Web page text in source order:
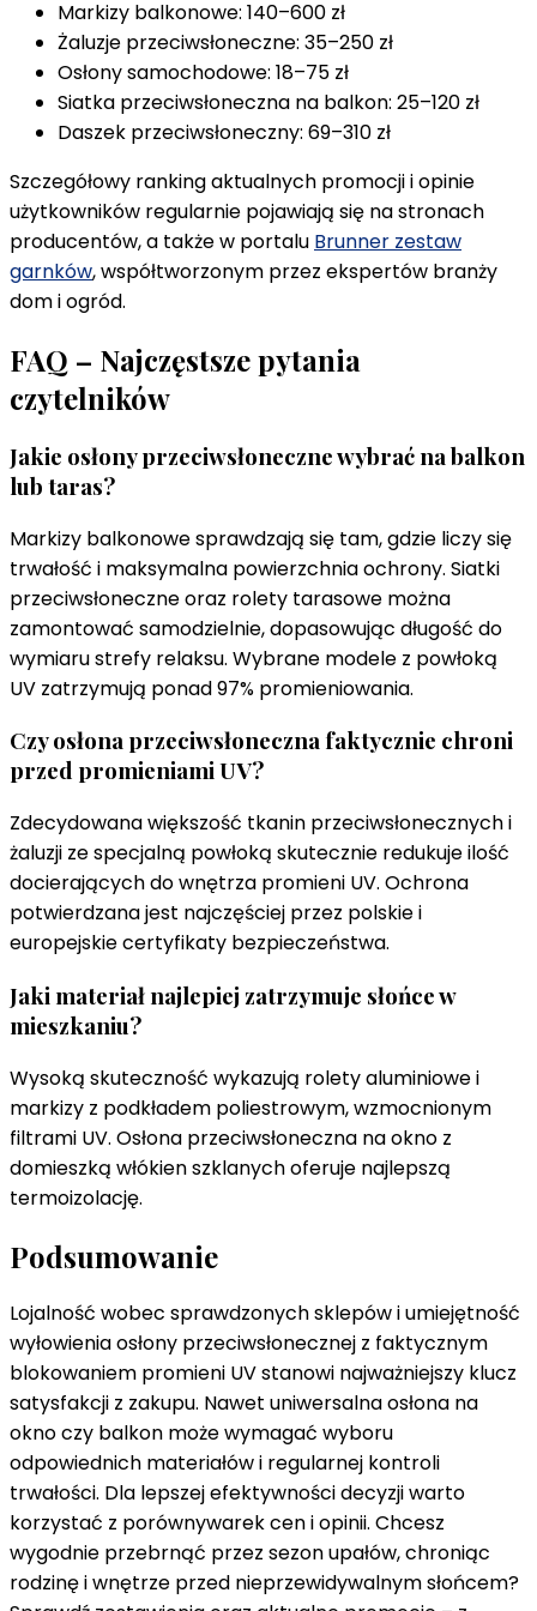
Markizy balkonowe: 140–600 zł
Żaluzje przeciwsłoneczne: 35–250 zł
Osłony samochodowe: 18–75 zł
Siatka przeciwsłoneczna na balkon: 25–120 zł
Daszek przeciwsłoneczny: 69–310 zł
Szczegółowy ranking aktualnych promocji i opinie
użytkowników regularnie pojawiają się na stronach
producentów, a także w portalu Brunner zestaw
garnków, współtworzonym przez ekspertów branży
dom i ogród.
FAQ – Najczęstsze pytania
czytelników
Jakie osłony przeciwsłoneczne wybrać na balkon
lub taras?
Markizy balkonowe sprawdzają się tam, gdzie liczy się
trwałość i maksymalna powierzchnia ochrony. Siatki
przeciwsłoneczne oraz rolety tarasowe można
zamontować samodzielnie, dopasowując długość do
wymiaru strefy relaksu. Wybrane modele z powłoką
UV zatrzymują ponad 97% promieniowania.
Czy osłona przeciwsłoneczna faktycznie chroni
przed promieniami UV?
Zdecydowana większość tkanin przeciwsłonecznych i
żaluzji ze specjalną powłoką skutecznie redukuje ilość
docierających do wnętrza promieni UV. Ochrona
potwierdzana jest najczęściej przez polskie i
europejskie certyfikaty bezpieczeństwa.
Jaki materiał najlepiej zatrzymuje słońce w
mieszkaniu?
Wysoką skuteczność wykazują rolety aluminiowe i
markizy z podkładem poliestrowym, wzmocnionym
filtrami UV. Osłona przeciwsłoneczna na okno z
domieszką włókien szklanych oferuje najlepszą
termoizolację.
Podsumowanie
Lojalność wobec sprawdzonych sklepów i umiejętność
wyłowienia osłony przeciwsłonecznej z faktycznym
blokowaniem promieni UV stanowi najważniejszy klucz
satysfakcji z zakupu. Nawet uniwersalna osłona na
okno czy balkon może wymagać wyboru
odpowiednich materiałów i regularnej kontroli
trwałości. Dla lepszej efektywności decyzji warto
korzystać z porównywarek cen i opinii. Chcesz
wygodnie przebrnąć przez sezon upałów, chroniąc
rodzinę i wnętrze przed nieprzewidywalnym słońcem?